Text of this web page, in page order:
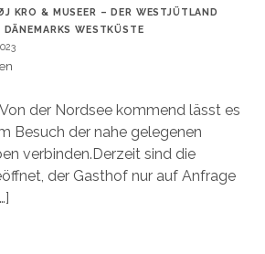
KRO & MUSEER – DER WESTJÜTLAND
WESTKÜSTE
der Nordsee kommend lässt es
Besuch der nahe gelegenen
verbinden.Derzeit sind die
der Gasthof nur auf Anfrage